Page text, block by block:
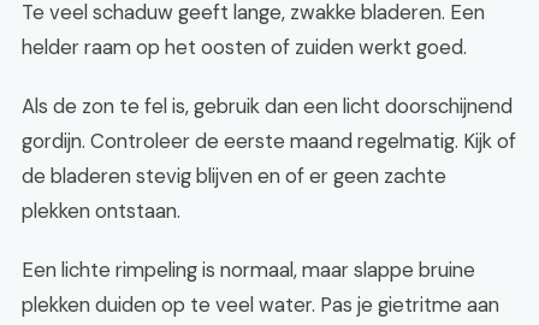
Te veel schaduw geeft lange, zwakke bladeren. Een
helder raam op het oosten of zuiden werkt goed.
Als de zon te fel is, gebruik dan een licht doorschijnend
gordijn. Controleer de eerste maand regelmatig. Kijk of
de bladeren stevig blijven en of er geen zachte
plekken ontstaan.
Een lichte rimpeling is normaal, maar slappe bruine
plekken duiden op te veel water. Pas je gietritme aan